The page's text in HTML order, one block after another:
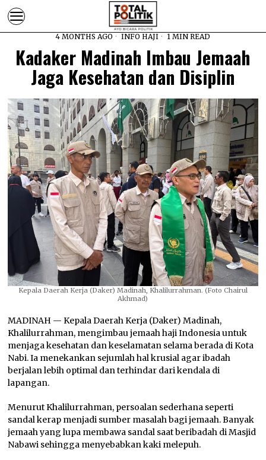
4 MONTHS AGO INFO HAJI 1 MIN READ
Kadaker Madinah Imbau Jemaah
Jaga Kesehatan dan Disiplin
Kepala Daerah Kerja (Daker) Madinah, Khalilurrahman. (Foto Chairul
Akhmad)
MADINAH — Kepala Daerah Kerja (Daker) Madinah,
Khalilurrahman, mengimbau jemaah haji Indonesia untuk
menjaga kesehatan dan keselamatan selama berada di Kota
Nabi. Ia menekankan sejumlah hal krusial agar ibadah
berjalan lebih optimal dan terhindar dari kendala di
lapangan.
Menurut Khalilurrahman, persoalan sederhana seperti
sandal kerap menjadi sumber masalah bagi jemaah. Banyak
jemaah yang lupa membawa sandal saat beribadah di Masjid
Nabawi sehingga menyebabkan kaki melepuh.